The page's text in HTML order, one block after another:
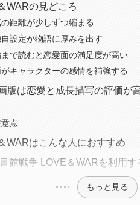
WARの見どころ
距離が少しずつ縮まる
設定が物語に厚みを出す
で読むと恋愛面の満足度が高い
キャラクターの感情を補強する
版は恋愛と成長描写の評価が
点
WARはこんな人におすすめ
館戦争 LOVE＆WARを利用す
もっと見る